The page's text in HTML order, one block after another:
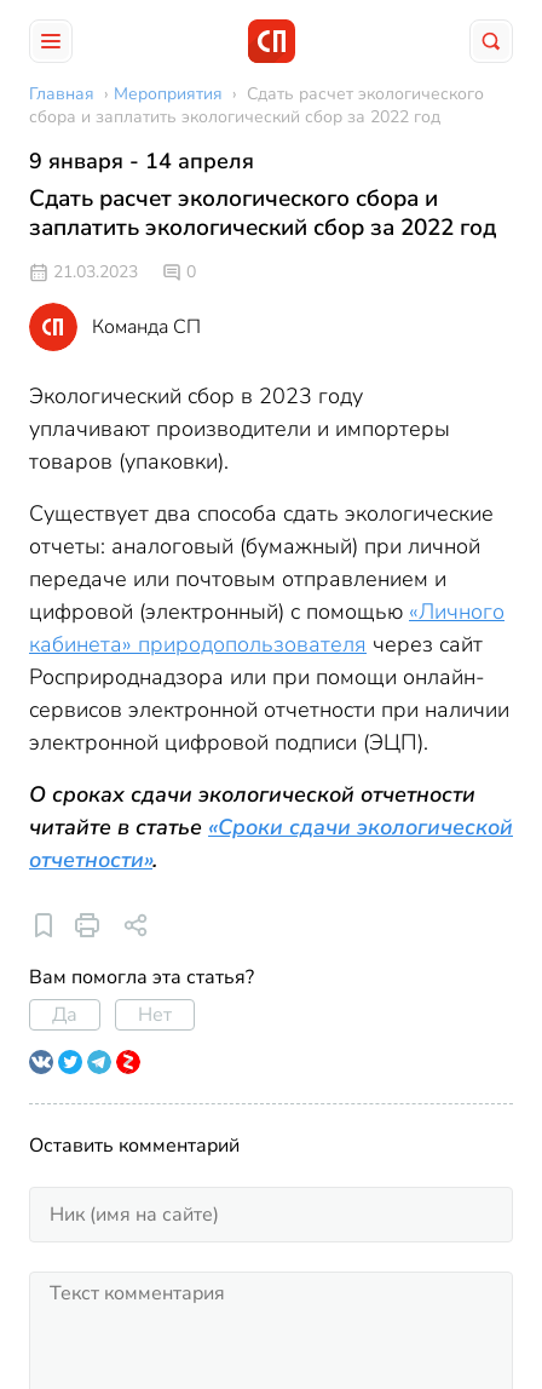
Главная › Мероприятия › Сдать расчет экологического
сбора и заплатить экологический сбор за 2022 год
9 января - 14 апреля
Сдать расчет экологического сбора и
заплатить экологический сбор за 2022 год
21.03.2023 0
Команда СП
Экологический сбор в 2023 году
уплачивают производители и импортеры
товаров (упаковки).
Существует два способа сдать экологические
отчеты: аналоговый (бумажный) при личной
передаче или почтовым отправлением и
цифровой (электронный) с помощью «Личного
кабинета» природопользователя через сайт
Росприроднадзора или при помощи онлайн-
сервисов электронной отчетности при наличии
электронной цифровой подписи (ЭЦП).
О сроках сдачи экологической отчетности
читайте в статье «Сроки сдачи экологической
отчетности».
Вам помогла эта статья?
Да
Нет
Оставить комментарий